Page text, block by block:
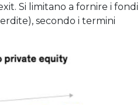
Si limitano a fornire i fondi
secondo i termini